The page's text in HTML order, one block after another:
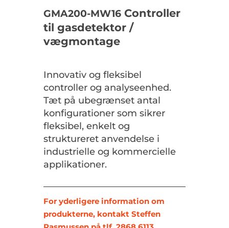
GMA200-MW16Controller
til gasdetektor /
vægmontage
Innovativ og fleksibel
controller og analyseenhed.
Tæt på ubegrænset antal
konfigurationer som sikrer
fleksibel, enkelt og
struktureret anvendelse i
industrielle og kommercielle
applikationer.
For yderligere information om
produkterne, kontakt Steffen